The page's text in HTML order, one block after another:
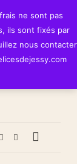
ne sont pas
ils sont fixés par
nous contacter